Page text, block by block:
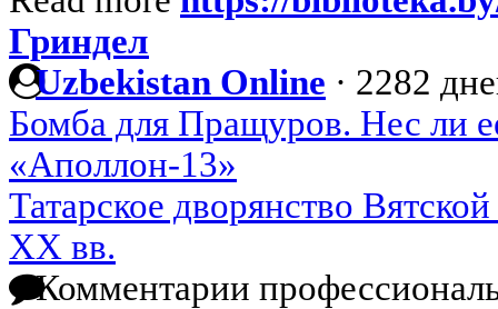
Гриндел
Uzbekistan Online · 2282
Бомба для Пращуров. Нес ли
«Аполлон-13»
Татарское дворянство
XX вв.
Комментарии